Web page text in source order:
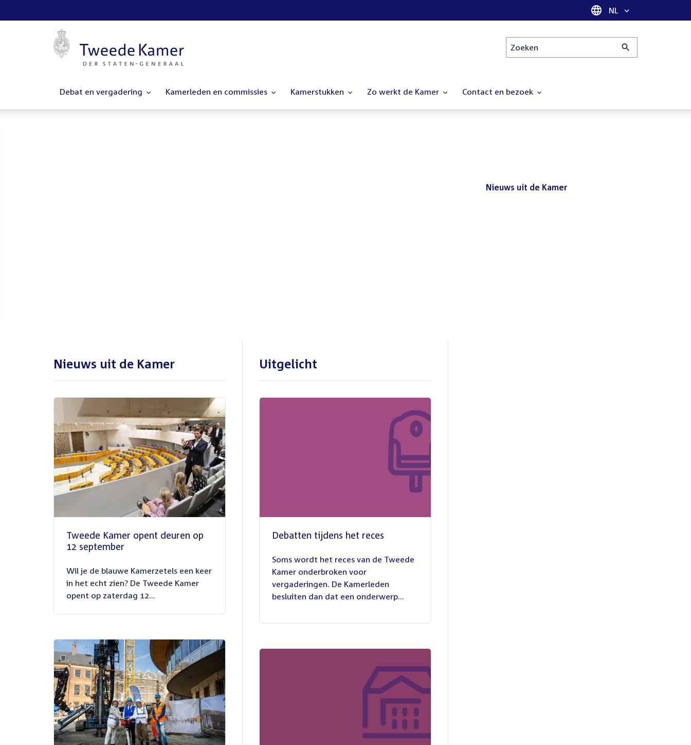
Taal selectie
NL
Zoeken
Debat en vergadering Kamerleden en commissies Kamerstukken Zo werkt de Kamer Contact en bezoek
Nieuws uit de Kamer
Nieuws uit de Kamer
Tweede Kamer opent deuren op
12 september
Wil je de blauwe Kamerzetels een keer
in het echt zien? De Tweede Kamer
opent op zaterdag 12...
Uitgelicht
Debatten tijdens het reces
juli
2026
Soms wordt het reces van de Tweede
Kamer onderbroken voor
vergaderingen. De Kamerleden
besluiten dan dat een onderwerp...